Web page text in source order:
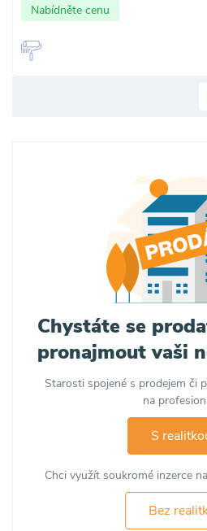
Nabídněte cenu
Chystáte se
pronajmout vaši
Starosti spojené s prodejem či
na
S
Chci využít soukromé inzerce
Bez